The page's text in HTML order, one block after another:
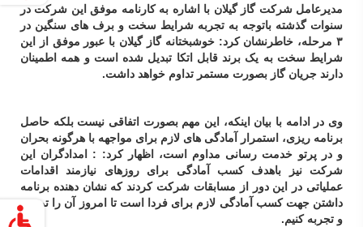
مدیرعامل شرکت گاز گیلان با اشاره به کارنامه موفق این شرکت در
سنوات گذشته باتوجه به تجربه شرایط سخت و برف های سنگین در
۳ مرحله، خاطرنشان کرد: خوشبختانه گاز گیلان با عبور موفق از این
شرایط سخت به یک برند قابل اتکا تبدیل شده است و همه اطمینان
دارند جریان گاز بصورت مستمر تداوم خواهد داشت.
وی در ادامه با بیان اینکه، این مهم بصورت اتفاقی نیست بلکه حاصل
برنامه ریزی، استمرار آمادگی های لازم برای مواجهه با هرگونه بحران
و در پرتو خدمت رسانی مداوم است، اظهار کرد: : امدادگران این
شرکت نیز باهدف کسب آمادگی برای روزهای نیازمند اقدامات
عملیاتی در این دور از مسابقات شرکت کردند که نشان دهنده برنامه
داشتن جهت کسب آمادگی لازم برای فردا است تا امروز آن را تمرین
و تجربه کنیم.